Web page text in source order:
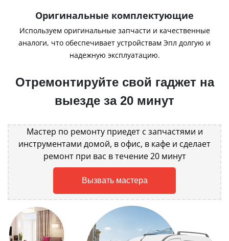
Оригинальные комплектующие
Используем оригинальные запчасти и качественные
аналоги, что обеспечивает устройствам Эпл долгую и
надежную эксплуатацию.
Отремонтируйте свой гаджет на
выезде за 20 минут
Мастер по ремонту приедет с запчастями и
инструментами домой, в офис, в кафе и сделает
ремонт при вас в течение 20 минут
Вызвать мастера